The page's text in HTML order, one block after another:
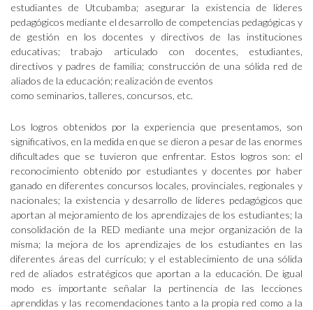
estudiantes de Utcubamba; asegurar la existencia de líderes
pedagógicos mediante el desarrollo de competencias pedagógicas y
de gestión en los docentes y directivos de las instituciones
educativas; trabajo articulado con docentes, estudiantes,
directivos y padres de familia; construcción de una sólida red de
aliados de la educación; realización de eventos
como seminarios, talleres, concursos, etc.
Los logros obtenidos por la experiencia que presentamos, son
significativos, en la medida en que se dieron a pesar de las enormes
dificultades que se tuvieron que enfrentar. Estos logros son: el
reconocimiento obtenido por estudiantes y docentes por haber
ganado en diferentes concursos locales, provinciales, regionales y
nacionales; la existencia y desarrollo de líderes pedagógicos que
aportan al mejoramiento de los aprendizajes de los estudiantes; la
consolidación de la RED mediante una mejor organización de la
misma; la mejora de los aprendizajes de los estudiantes en las
diferentes áreas del currículo; y el establecimiento de una sólida
red de aliados estratégicos que aportan a la educación. De igual
modo es importante señalar la pertinencia de las lecciones
aprendidas y las recomendaciones tanto a la propia red como a la